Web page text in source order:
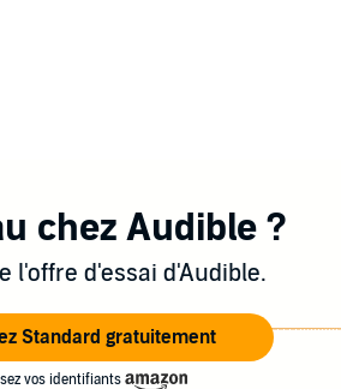
chez Audible ?
l'offre d'essai d'Audible.
Standard gratuitement
vos identifiants